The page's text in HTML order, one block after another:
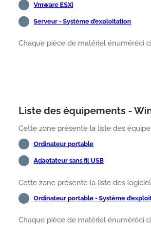
Vmware ESXi
Serveur - Système d’exploitation
Chaque pièce de matériel énuméréci
Liste des équipements -
Cette zone présente la liste des
Ordinateur portable
Adaptateur sans fil USB
Cette zone présente la liste des
Ordinateur portable - Système
Chaque pièce de matériel énuméréci